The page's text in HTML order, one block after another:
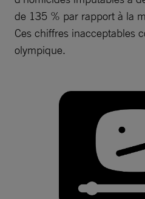
de 135 % par rapport à la
Ces chiffres inacceptables
olympique.